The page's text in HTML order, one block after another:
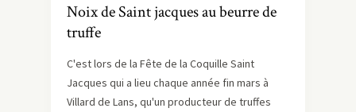
Noix de Saint jacques au beurre de
truffe
C'est lors de la Fête de la Coquille Saint
Jacques qui a lieu chaque année fin mars à
Villard de Lans, qu'un producteur de truffes